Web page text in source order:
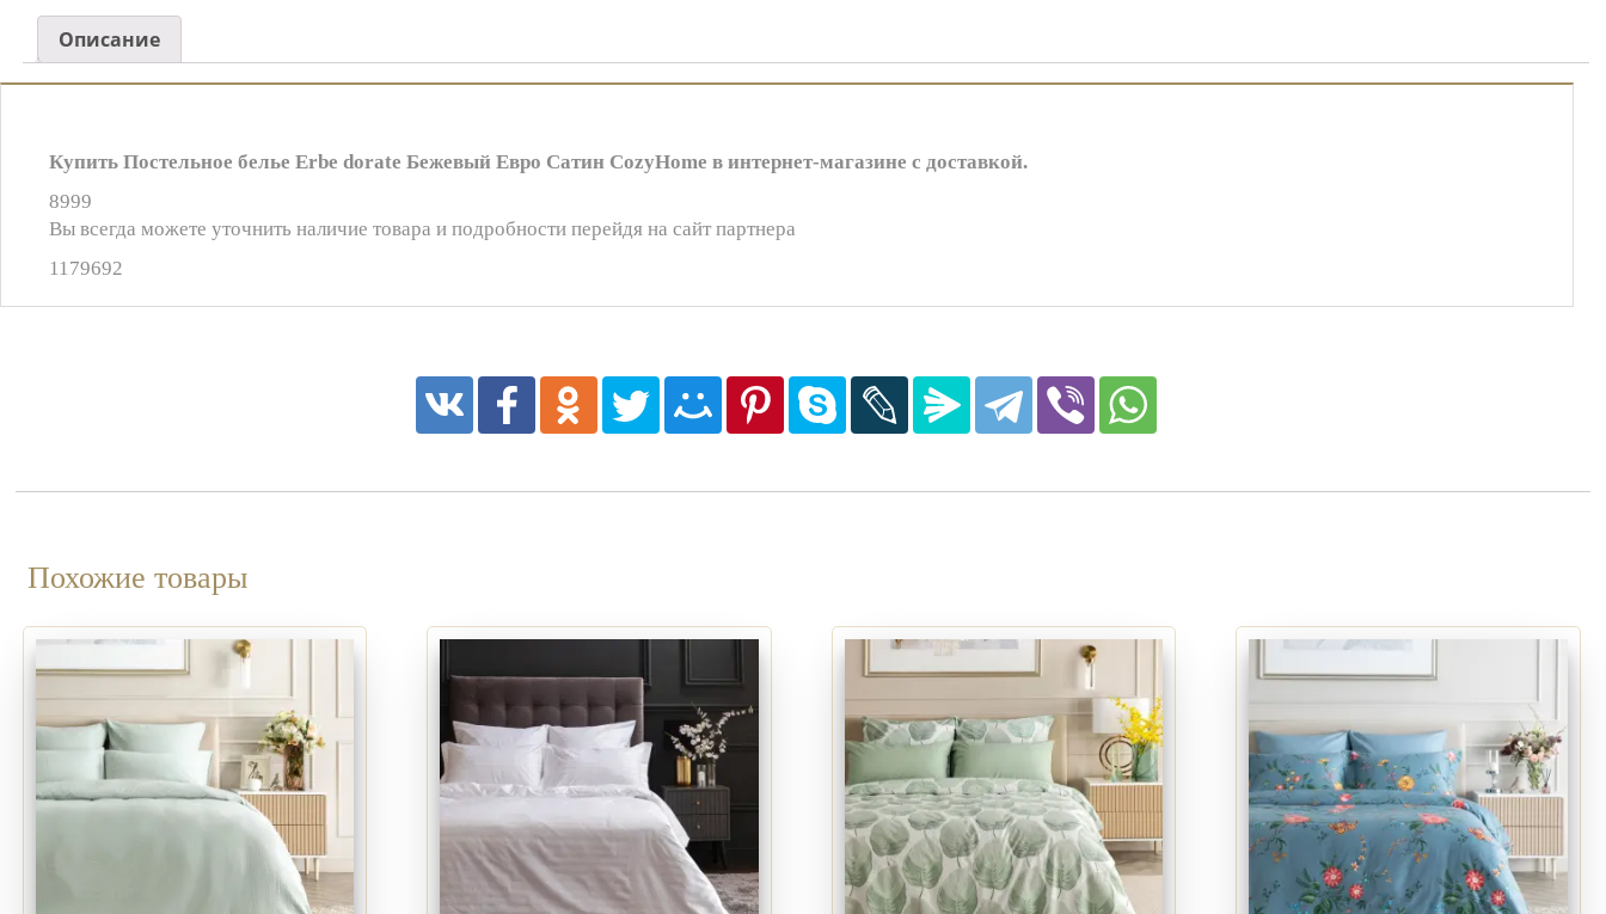
Описание
Купить Постельное белье Erbe dorate Бежевый Евро Сатин CozyHome в интернет-магазине с доставкой.
8999
Вы всегда можете уточнить наличие товара и подробности перейдя на сайт партнера
1179692
Похожие товары